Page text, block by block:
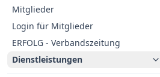
Mitglieder
Login für Mitglieder
ERFOLG - Verbandszeitung
Dienstleistungen